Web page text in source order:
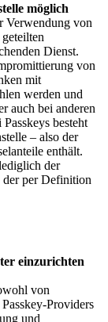
möglich
Verwendung von
Dienst.
von
mit
werden und
auch bei anderen
besteht
– also der
enthält.
der
per Definition
einzurichten
von
Providers
und